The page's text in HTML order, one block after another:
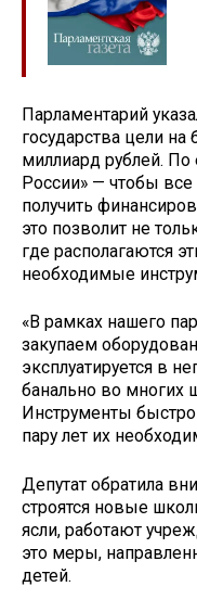
Парламентарий
государства цели
миллиард рублей. По
России» — чтобы
получить
это позволит не
где располагаются
необходимые
«В рамках нашего
закупаем
эксплуатируется в
банально во многих
Инструменты
пару лет их
Депутат обратила
строятся новые
ясли, работают
это меры,
детей.